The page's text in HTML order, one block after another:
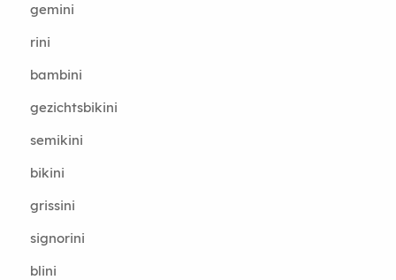
gemini
rini
bambini
gezichtsbikini
semikini
bikini
grissini
signorini
blini